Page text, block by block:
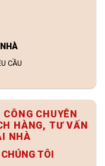
CẦU
CHUYÊN
HÀNG, TƯ VẤN
NHÀ
TÔI